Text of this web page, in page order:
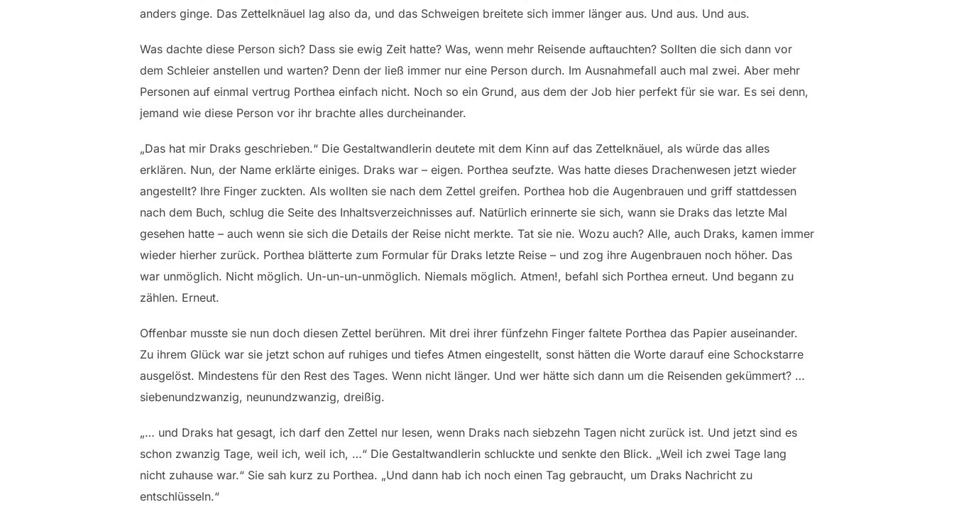
anders ginge. Das Zettelknäuel lag also da, und das Schweigen breitete sich immer länger aus. Und aus. Und aus.
Was dachte diese Person sich? Dass sie ewig Zeit hatte? Was, wenn mehr Reisende auftauchten? Sollten die sich dann vor
dem Schleier anstellen und warten? Denn der ließ immer nur eine Person durch. Im Ausnahmefall auch mal zwei. Aber mehr
Personen auf einmal vertrug Porthea einfach nicht. Noch so ein Grund, aus dem der Job hier perfekt für sie war. Es sei denn,
jemand wie diese Person vor ihr brachte alles durcheinander.
„Das hat mir Draks geschrieben.“ Die Gestaltwandlerin deutete mit dem Kinn auf das Zettelknäuel, als würde das alles
erklären. Nun, der Name erklärte einiges. Draks war – eigen. Porthea seufzte. Was hatte dieses Drachenwesen jetzt wieder
angestellt? Ihre Finger zuckten. Als wollten sie nach dem Zettel greifen. Porthea hob die Augenbrauen und griff stattdessen
nach dem Buch, schlug die Seite des Inhaltsverzeichnisses auf. Natürlich erinnerte sie sich, wann sie Draks das letzte Mal
gesehen hatte – auch wenn sie sich die Details der Reise nicht merkte. Tat sie nie. Wozu auch? Alle, auch Draks, kamen immer
wieder hierher zurück. Porthea blätterte zum Formular für Draks letzte Reise – und zog ihre Augenbrauen noch höher. Das
war unmöglich. Nicht möglich. Un-un-un-unmöglich. Niemals möglich. Atmen!, befahl sich Porthea erneut. Und begann zu
zählen. Erneut.
Offenbar musste sie nun doch diesen Zettel berühren. Mit drei ihrer fünfzehn Finger faltete Porthea das Papier auseinander.
Zu ihrem Glück war sie jetzt schon auf ruhiges und tiefes Atmen eingestellt, sonst hätten die Worte darauf eine Schockstarre
ausgelöst. Mindestens für den Rest des Tages. Wenn nicht länger. Und wer hätte sich dann um die Reisenden gekümmert? …
siebenundzwanzig, neunundzwanzig, dreißig.
„… und Draks hat gesagt, ich darf den Zettel nur lesen, wenn Draks nach siebzehn Tagen nicht zurück ist. Und jetzt sind es
schon zwanzig Tage, weil ich, weil ich, …“ Die Gestaltwandlerin schluckte und senkte den Blick. „Weil ich zwei Tage lang
nicht zuhause war.“ Sie sah kurz zu Porthea. „Und dann hab ich noch einen Tag gebraucht, um Draks Nachricht zu
entschlüsseln.“